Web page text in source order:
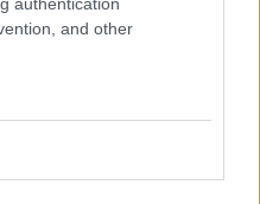
and other
raj